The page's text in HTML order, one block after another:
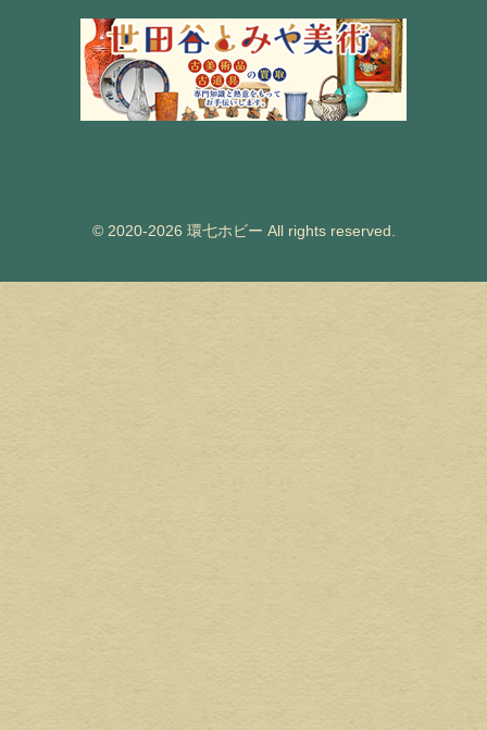
© 2020-2026 環七ホビー All rights reserved.